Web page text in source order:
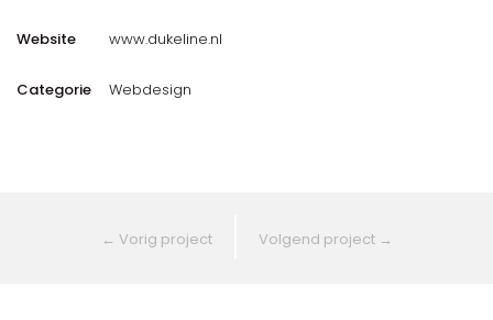
Website www.dukeline.nl
Categorie Webdesign
← Vorig project Volgend project →